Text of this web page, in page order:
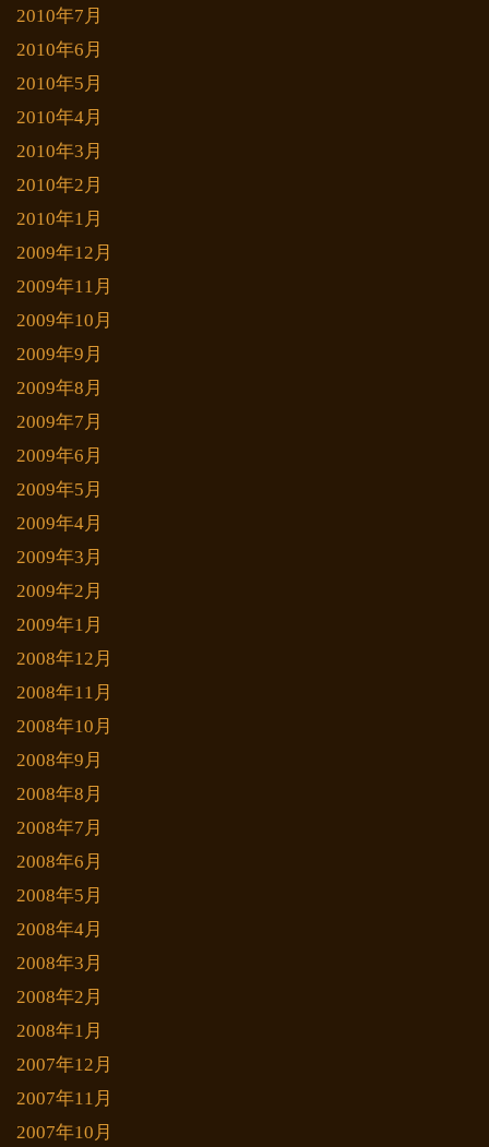
2010年7月
2010年6月
2010年5月
2010年4月
2010年3月
2010年2月
2010年1月
2009年12月
2009年11月
2009年10月
2009年9月
2009年8月
2009年7月
2009年6月
2009年5月
2009年4月
2009年3月
2009年2月
2009年1月
2008年12月
2008年11月
2008年10月
2008年9月
2008年8月
2008年7月
2008年6月
2008年5月
2008年4月
2008年3月
2008年2月
2008年1月
2007年12月
2007年11月
2007年10月